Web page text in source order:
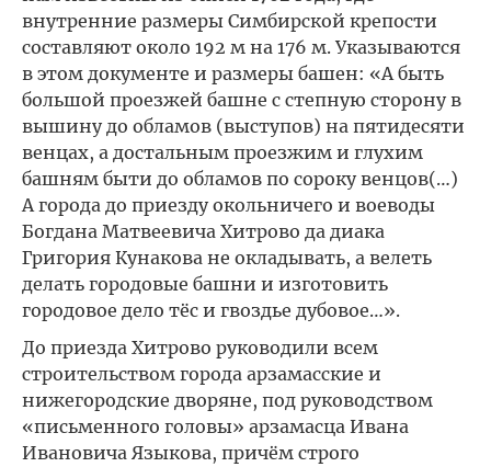
внутренние размеры Симбирской крепости
составляют около 192 м на 176 м. Указываются
в этом документе и размеры башен: «А быть
большой проезжей башне с степную сторону в
вышину до обламов (выступов) на пятидесяти
венцах, а достальным проезжим и глухим
башням быти до обламов по сороку венцов(…)
А города до приезду окольничего и воеводы
Богдана Матвеевича Хитрово да диака
Григория Кунакова не окладывать, а велеть
делать городовые башни и изготовить
городовое дело тёс и гвоздье дубовое…».
До приезда Хитрово руководили всем
строительством города арзамасские и
нижегородские дворяне, под руководством
«письменного головы» арзамасца Ивана
Ивановича Языкова, причём строго